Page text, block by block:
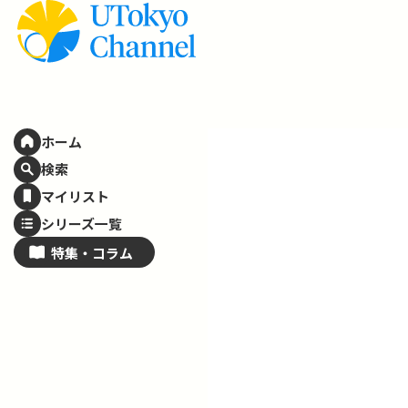
ホーム
検索
マイリスト
シリーズ一覧
特集・ コラム